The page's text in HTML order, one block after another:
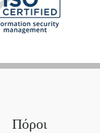
Πόροι